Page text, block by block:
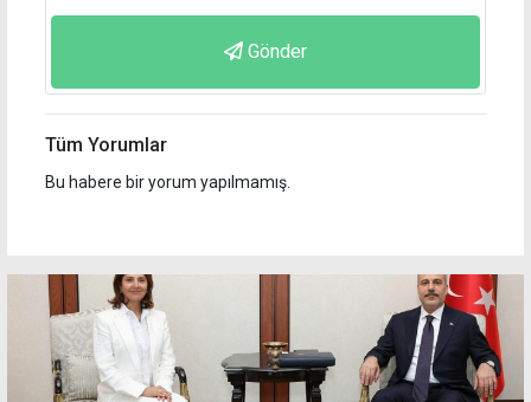
Gönder
Tüm Yorumlar
Bu habere bir yorum yapılmamış.